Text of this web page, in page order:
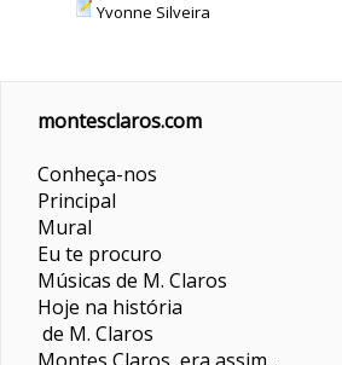
Yvonne Silveira
montesclaros.com
Conheça-nos
Principal
Mural
Eu te procuro
Músicas de M. Claros
Hoje na história
de M. Claros
Montes Claros era assim...